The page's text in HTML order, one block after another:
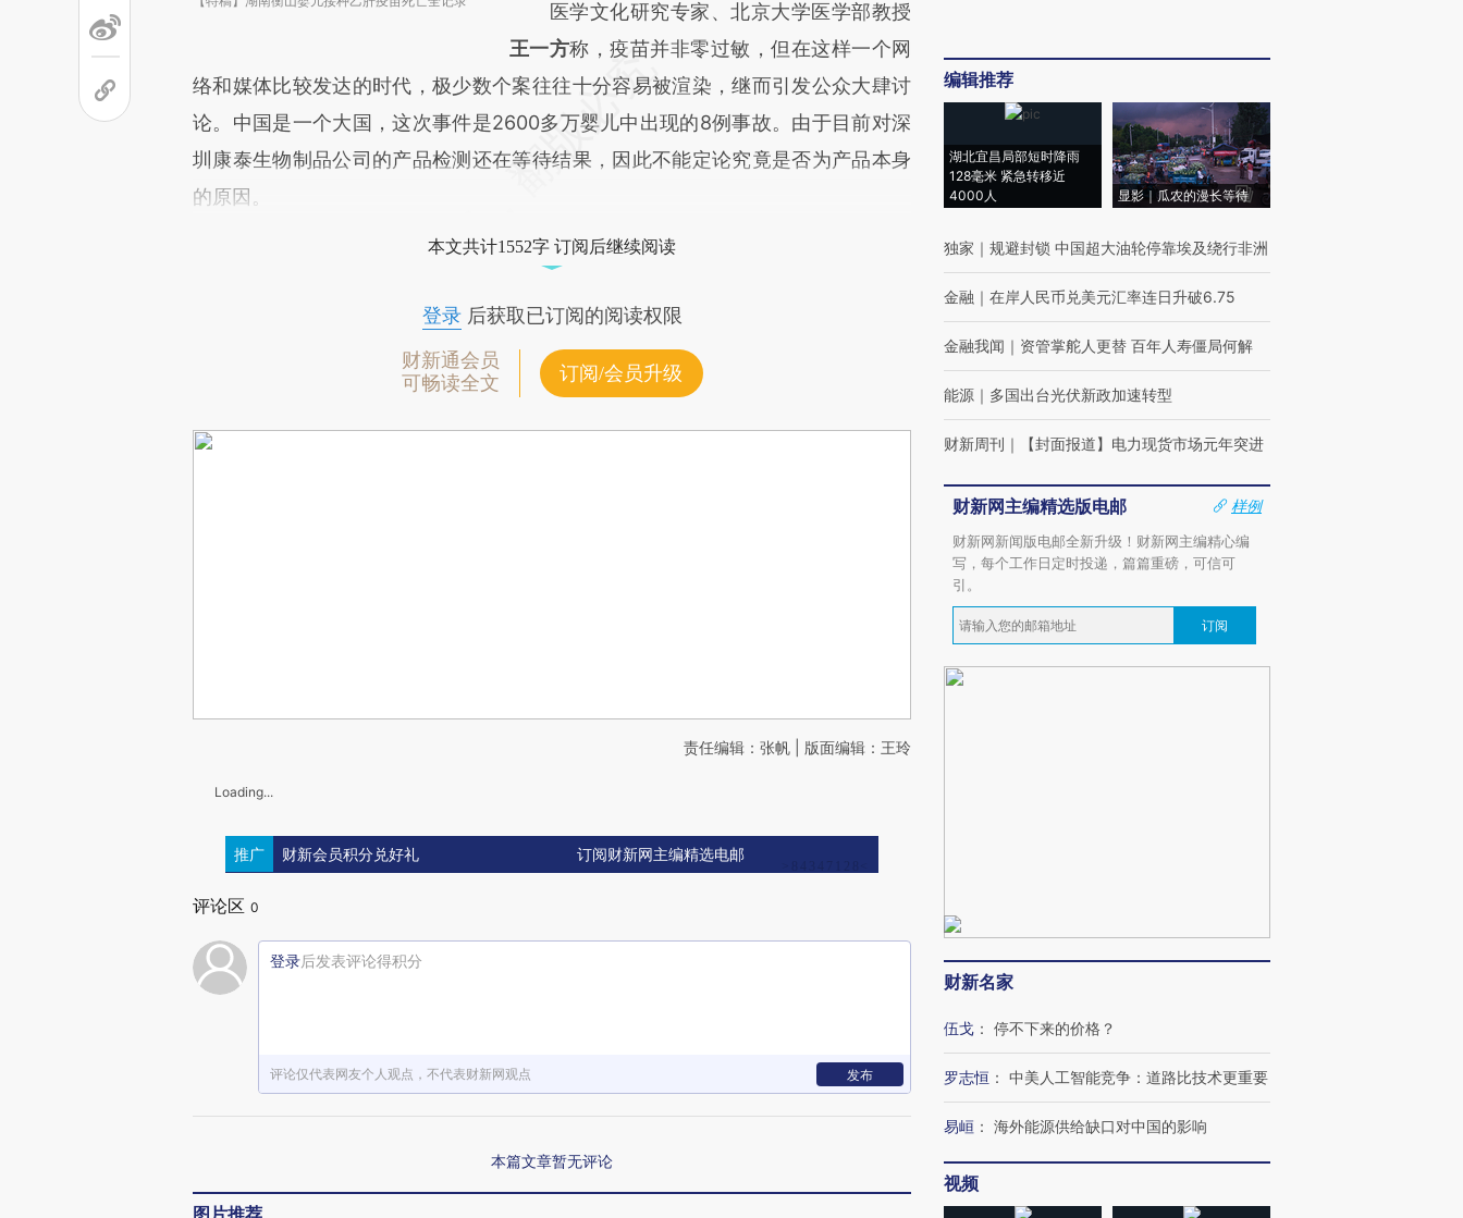
医学文化研究专家、北京大学医学部教授
王一方称，疫苗并非零过敏，但在这样一个网
络和媒体比较发达的时代，极少数个案往往十分容易被渲染，继而引发公众大肆讨
论。中国是一个大国，这次事件是2600多万婴儿中出现的8例事故。由于目前对深
圳康泰生物制品公司的产品检测还在等待结果，因此不能定论究竟是否为产品本身
的原因。
本文共计1552字 订阅后继续阅读
登录后获取已订阅的阅读权限
财新通会员
可畅读全文
订阅/会员升级
责任编辑：张帆 | 版面编辑：王玲
Loading...
推广 财新会员积分兑好礼 订阅财新网主编精选电邮
评论区 0
登录后发表评论得积分
评论仅代表网友个人观点，不代表财新网观点 发布
本篇文章暂无评论
图片推荐
编辑推荐
湖北宜昌局部短时降雨
128毫米 紧急转移近
4000人
显影｜瓜农的漫长等待
独家 ｜ 规避封锁 中国超大油轮停靠埃及绕行非洲
金融 ｜ 在岸人民币兑美元汇率连日升破6.75
金融我闻 ｜ 资管掌舵人更替 百年人寿僵局何解
能源 ｜ 多国出台光伏新政加速转型
财新周刊 ｜ 【封面报道】电力现货市场元年突进
财新网主编精选版电邮
样例
财新网新闻版电邮全新升级！财新网主编精心编
写，每个工作日定时投递，篇篇重磅，可信可
引。
订阅
财新名家
伍戈 ： 停不下来的价格？
罗志恒 ： 中美人工智能竞争：道路比技术更重要
易峘 ： 海外能源供给缺口对中国的影响
视频